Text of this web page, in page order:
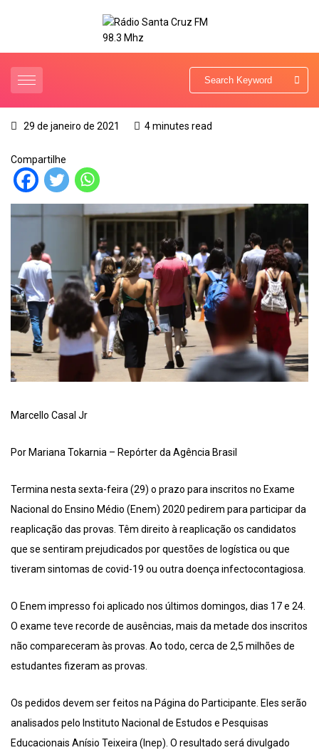
29 de janeiro de 2021 4 minutes read
Compartilhe
Marcello Casal Jr
Por Mariana Tokarnia – Repórter da Agência Brasil
Termina nesta sexta-feira (29) o prazo para inscritos no Exame
Nacional do Ensino Médio (Enem) 2020 pedirem para participar da
reaplicação das provas. Têm direito à reaplicação os candidatos
que se sentiram prejudicados por questões de logística ou que
tiveram sintomas de covid-19 ou outra doença infectocontagiosa.
O Enem impresso foi aplicado nos últimos domingos, dias 17 e 24.
O exame teve recorde de ausências, mais da metade dos inscritos
não compareceram às provas. Ao todo, cerca de 2,5 milhões de
estudantes fizeram as provas.
Os pedidos devem ser feitos na Página do Participante. Eles serão
analisados pelo Instituto Nacional de Estudos e Pesquisas
Educacionais Anísio Teixeira (Inep). O resultado será divulgado